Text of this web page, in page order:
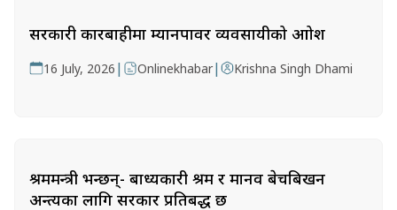
सरकारी कारबाहीमा म्यानपावर व्यवसायीको आक्रोश
16 July, 2026 | Onlinekhabar| Krishna Singh Dhami
श्रममन्त्री भन्छन्- बाध्यकारी श्रम र मानव बेचबिखन
अन्त्यका लागि सरकार प्रतिबद्ध छ